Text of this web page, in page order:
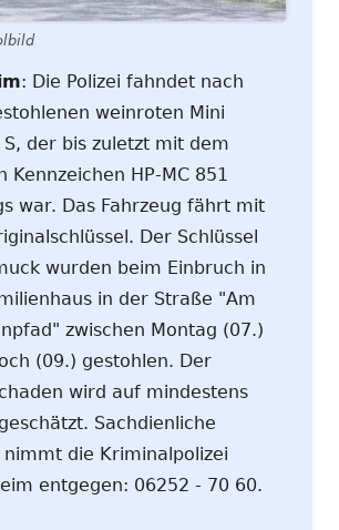
: Die Polizei fahndet nach
weinroten Mini
S, der bis zuletzt mit dem
Kennzeichen HP-MC 851
war. Das Fahrzeug fährt mit
Der Schlüssel
wurden beim Einbruch in
in der Straße "Am
zwischen Montag (07.)
(09.) gestohlen. Der
wird auf mindestens
Sachdienliche
nimmt die Kriminalpolizei
entgegen: 06252 - 70 60.